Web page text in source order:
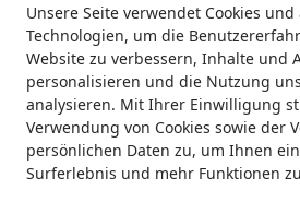
Unsere Seite verwendet Cookies
Technologien, um die
Website zu verbessern, Inhalte und
personalisieren und die Nutzung
analysieren. Mit Ihrer Einwilligung
Verwendung von Cookies sowie der
persönlichen Daten zu, um Ihnen
Surferlebnis und mehr Funktionen
Karibu Pools inkl. gratis
Starterset (Gesamtwert
Startseite
Marken BambusBASIS
BambusBASIS Modul5